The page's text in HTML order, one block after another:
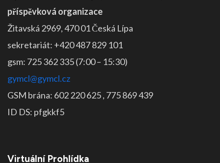
příspěvková organizace
Žitavská 2969, 470 01 Česká Lípa
sekretariát: +420 487 829 101
gsm: 725 362 335 (7:00 – 15:30)
gymcl@gymcl.cz
GSM brána: 602 220 625 , 775 869 439
ID DS: pfgkkf5
Virtuální Prohlídka